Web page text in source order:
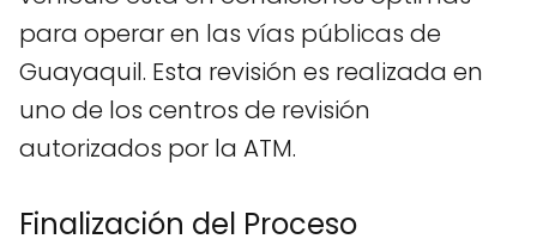
para operar en las vías públicas de
Guayaquil. Esta revisión es realizada en
uno de los centros de revisión
autorizados por la ATM.
Finalización del Proceso